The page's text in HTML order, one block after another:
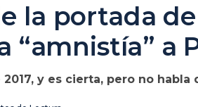
la portada
“amnistía” a
y es cierta, pero no